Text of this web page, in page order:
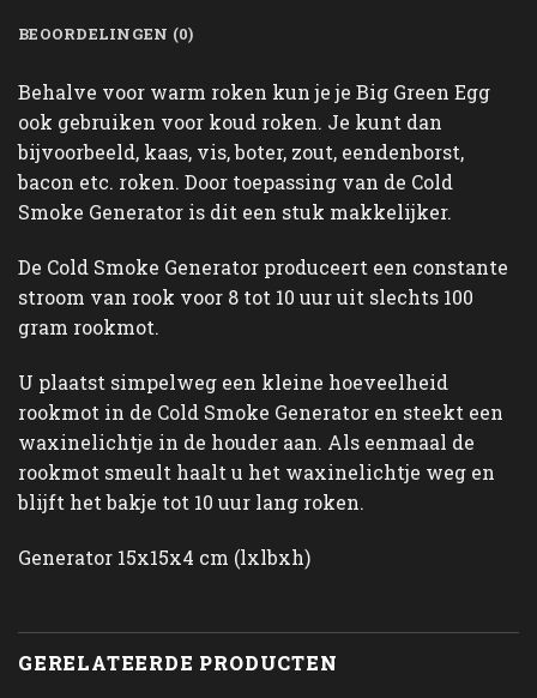
BEOORDELINGEN (0)
Behalve voor warm roken kun je je Big Green Egg
ook gebruiken voor koud roken. Je kunt dan
bijvoorbeeld, kaas, vis, boter, zout, eendenborst,
bacon etc. roken. Door toepassing van de Cold
Smoke Generator is dit een stuk makkelijker.
De Cold Smoke Generator produceert een constante
stroom van rook voor 8 tot 10 uur uit slechts 100
gram rookmot.
U plaatst simpelweg een kleine hoeveelheid
rookmot in de Cold Smoke Generator en steekt een
waxinelichtje in de houder aan. Als eenmaal de
rookmot smeult haalt u het waxinelichtje weg en
blijft het bakje tot 10 uur lang roken.
Generator 15x15x4 cm (lxlbxh)
GERELATEERDE PRODUCTEN